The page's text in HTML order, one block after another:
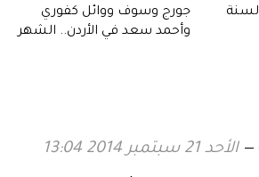
جورج وسوف ووائل كفوري
وأحمد سعد في الأردن.. الشهر
الأحد 21 سبتمبر 2014 13:04